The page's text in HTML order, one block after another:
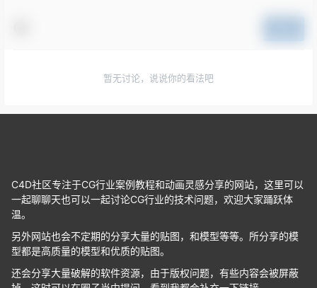
暂无讨论，说说你的看法吧
C4D社区专注于CG行业案例教程和动画灵感分享的网站，这里可以
一起聊聊天也可以一起讨论CG行业的技术问题，欢迎大家踊跃体
温。
另外网站也会不定期的分享大量的贴图，和模型等等。所分享的模
型都是高质量的模型和优质的贴图。
还会分享大量破解的软件资源，由于版权问题，有些内容会被屏蔽